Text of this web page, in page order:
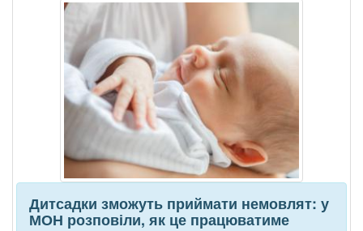
Дитсадки зможуть приймати немовлят: у
МОН розповіли, як це працюватиме